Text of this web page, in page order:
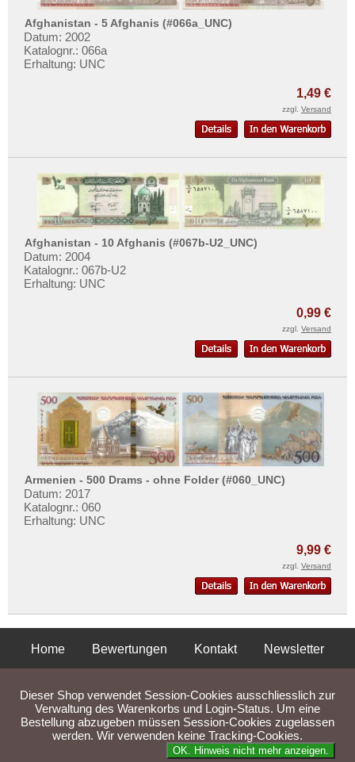
Afghanistan - 5 Afghanis (#066a_UNC)
Datum: 2002
Katalognr.: 066a
Erhaltung: UNC
1,49 €
zzgl. Versand
Afghanistan - 10 Afghanis (#067b-U2_UNC)
Datum: 2004
Katalognr.: 067b-U2
Erhaltung: UNC
0,99 €
zzgl. Versand
Armenien - 500 Drams - ohne Folder (#060_UNC)
Datum: 2017
Katalognr.: 060
Erhaltung: UNC
9,99 €
zzgl. Versand
Home Bewertungen Kontakt
Newsletter
Liefer- und Versandkosten
Dieser Shop verwendet Session-Cookies ausschliesslich zur
Verwaltung des Warenkorbs und Login-Status. Um eine
Bestellung abzugeben müssen Session-Cookies zugelassen
werden. Wir verwenden keine Tracking-Cookies.
OK. Hinweis nicht mehr anzeigen.